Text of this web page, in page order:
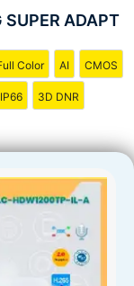
SUPER ADAPT
Color AI CMOS
IP66 3D DNR